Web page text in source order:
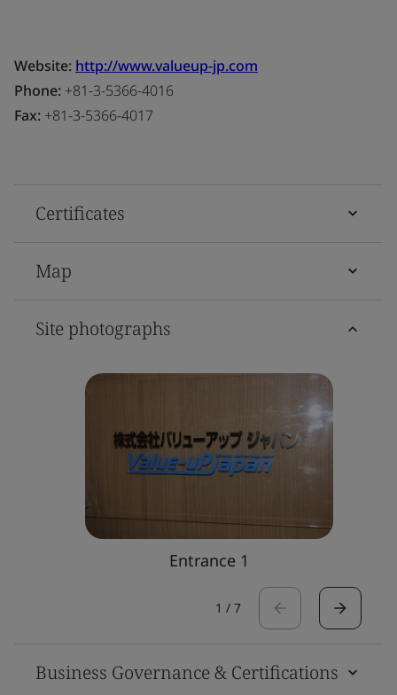
Website: http://www.valueup-jp.com
Phone: +81-3-5366-4016
Fax: +81-3-5366-4017
Certificates
Map
Site photographs
Entrance 1
1 / 7
Business Governance & Certifications